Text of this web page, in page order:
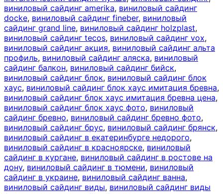
виниловый сайдинг amerika, виниловый сайдинг
docke, виниловый сайдинг fineber, виниловый
сайдинг grand line, виниловый сайдинг holzplast,
виниловый сайдинг tecos, виниловый сайдинг vox,
виниловый сайдинг акция, виниловый сайдинг альта
профиль, виниловый сайдинг аляска, виниловый
сайдинг балкон, виниловый сайдинг бийск,
виниловый сайдинг блок, виниловый сайдинг блок
хаус, виниловый сайдинг блок хаус имитация бревна,
виниловый сайдинг блок хаус имитация бревна цена,
виниловый сайдинг блок хаус фото, виниловый
сайдинг бревно, виниловый сайдинг бревно фото,
виниловый сайдинг брус, виниловый сайдинг брянск,
виниловый сайдинг в екатеринбурге недорого,
виниловый сайдинг в красноярске, виниловый
сайдинг в кургане, виниловый сайдинг в ростове на
дону, виниловый сайдинг в тюмени, виниловый
сайдинг в украине, виниловый сайдинг ванна,
виниловый сайдинг виды, виниловый сайдинг виды